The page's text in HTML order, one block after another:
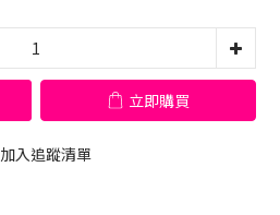
立即購買
加入追蹤清單